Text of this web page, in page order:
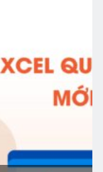
viên từ xa hiệu